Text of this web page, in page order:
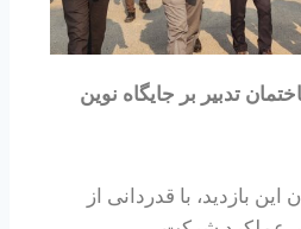
تدبیر بر جایگاه نوین
بازدید، با قدردانی از